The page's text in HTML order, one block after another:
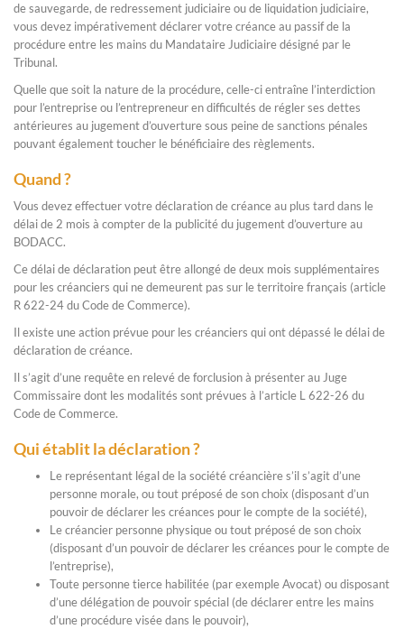
de sauvegarde, de redressement judiciaire ou de liquidation judiciaire,
vous devez impérativement déclarer votre créance au passif de la
procédure entre les mains du Mandataire Judiciaire désigné par le
Tribunal.
Quelle que soit la nature de la procédure, celle-ci entraîne l’interdiction
pour l’entreprise ou l’entrepreneur en difficultés de régler ses dettes
antérieures au jugement d’ouverture sous peine de sanctions pénales
pouvant également toucher le bénéficiaire des règlements.
Quand ?
Vous devez effectuer votre déclaration de créance au plus tard dans le
délai de 2 mois à compter de la publicité du jugement d’ouverture au
BODACC.
Ce délai de déclaration peut être allongé de deux mois supplémentaires
pour les créanciers qui ne demeurent pas sur le territoire français (article
R 622-24 du Code de Commerce).
Il existe une action prévue pour les créanciers qui ont dépassé le délai de
déclaration de créance.
Il s’agit d’une requête en relevé de forclusion à présenter au Juge
Commissaire dont les modalités sont prévues à l’article L 622-26 du
Code de Commerce.
Qui établit la déclaration ?
Le représentant légal de la société créancière s’il s’agit d’une
personne morale, ou tout préposé de son choix (disposant d’un
pouvoir de déclarer les créances pour le compte de la société),
Le créancier personne physique ou tout préposé de son choix
(disposant d’un pouvoir de déclarer les créances pour le compte de
l’entreprise),
Toute personne tierce habilitée (par exemple Avocat) ou disposant
d’une délégation de pouvoir spécial (de déclarer entre les mains
d’une procédure visée dans le pouvoir),